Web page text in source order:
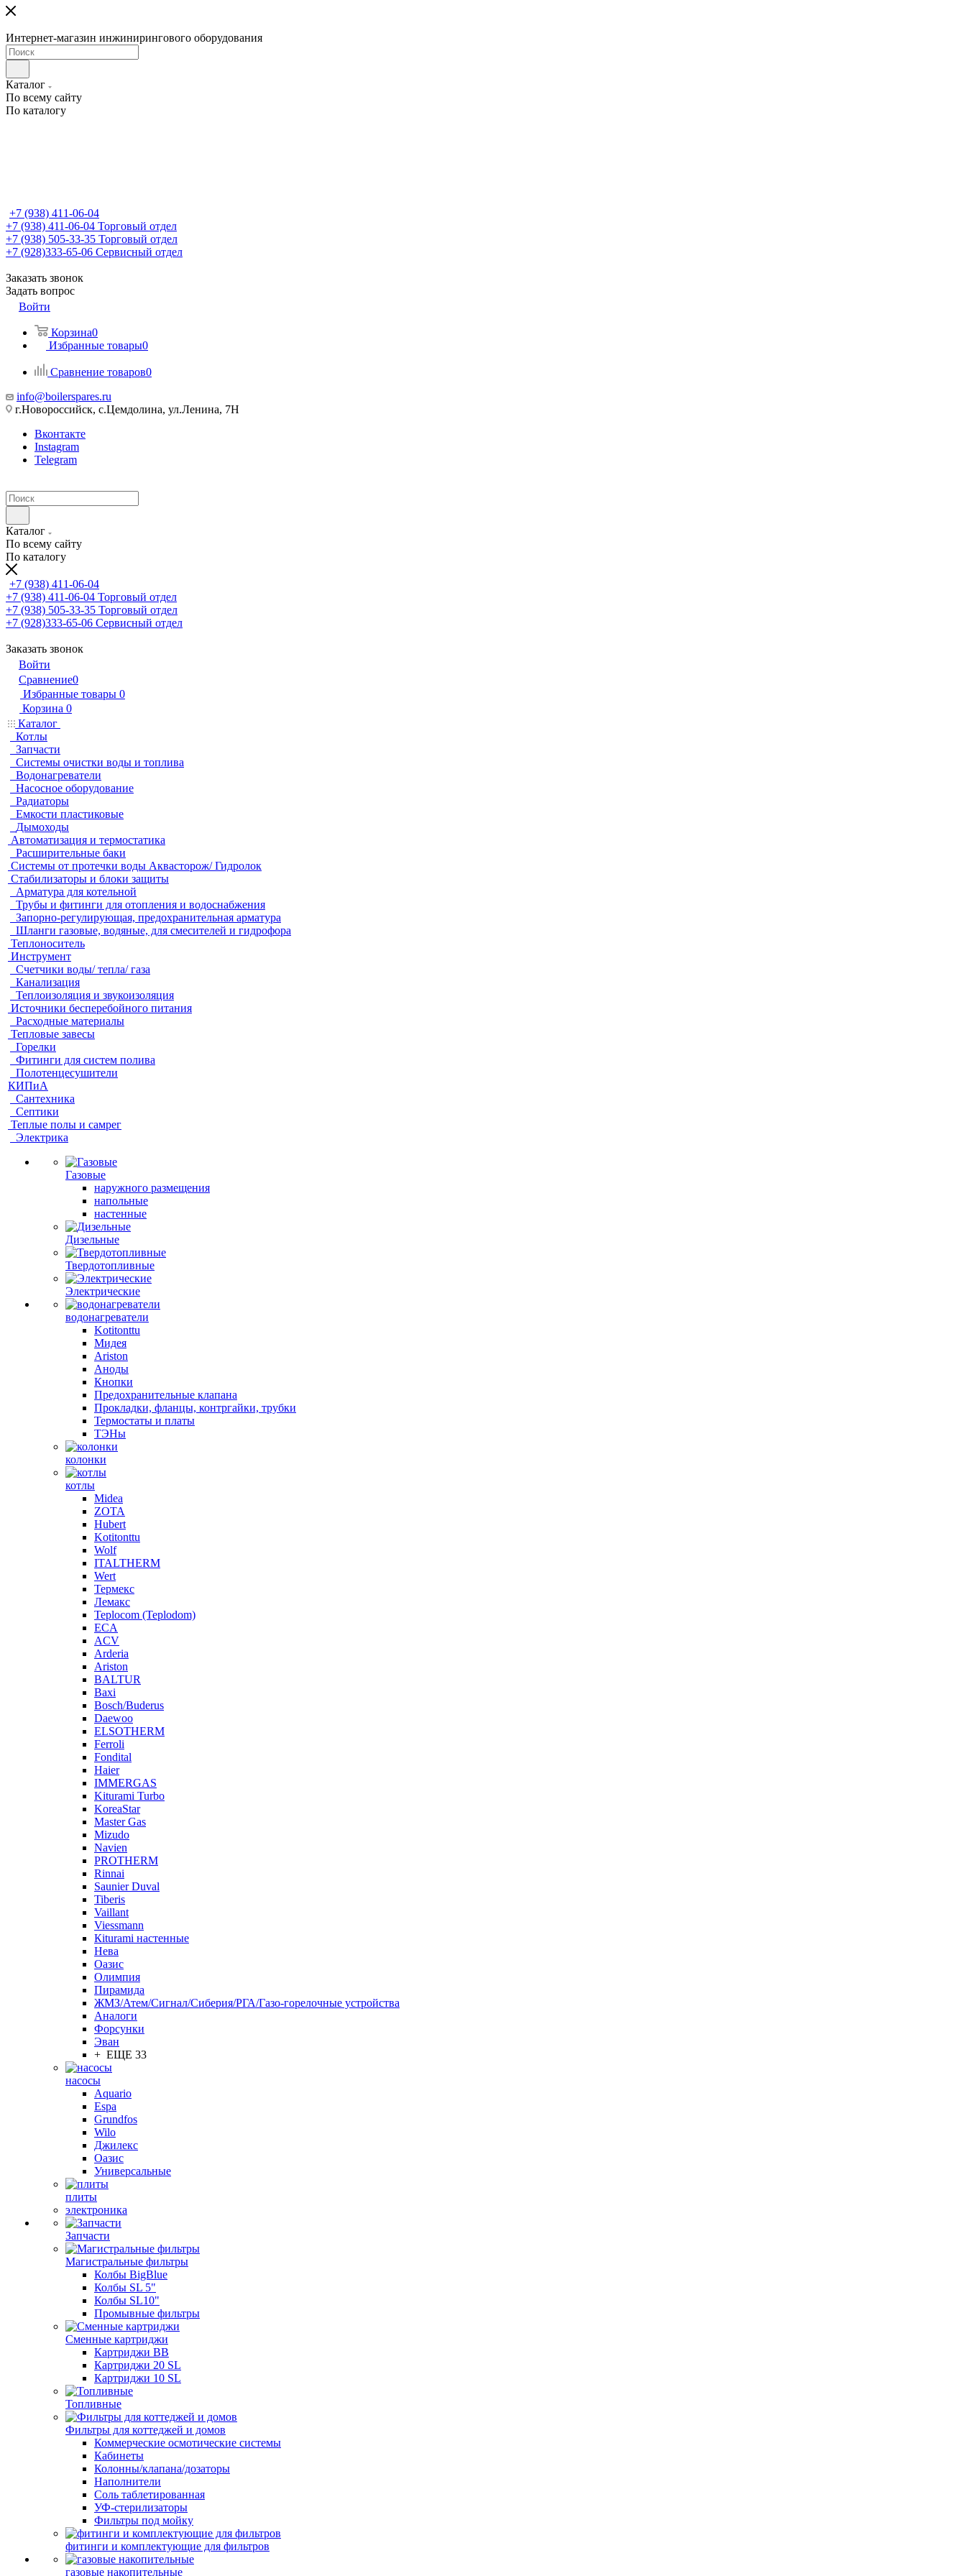
Интернет-магазин инжинирингового оборудования
Каталог
По всему сайту
По каталогу
+7 (938) 411-06-04
+7 (938) 411-06-04 Торговый отдел
+7 (938) 505-33-35 Торговый отдел
+7 (928)333-65-06 Сервисный отдел
Заказать звонок
Задать вопрос
Войти
Корзина0
Избранные товары0
Сравнение товаров0
info@boilerspares.ru
г.Новороссийск, с.Цемдолина, ул.Ленина, 7Н
Вконтакте
Instagram
Telegram
Каталог
По всему сайту
По каталогу
+7 (938) 411-06-04
+7 (938) 411-06-04 Торговый отдел
+7 (938) 505-33-35 Торговый отдел
+7 (928)333-65-06 Сервисный отдел
Заказать звонок
Войти
Сравнение0
Избранные товары 0
Корзина 0
Каталог
Котлы
Запчасти
Системы очистки воды и топлива
Водонагреватели
Насосное оборудование
Радиаторы
Емкости пластиковые
Дымоходы
Автоматизация и термостатика
Расширительные баки
Системы от протечки воды Аквасторож/ Гидролок
Стабилизаторы и блоки защиты
Арматура для котельной
Трубы и фитинги для отопления и водоснабжения
Запорно-регулирующая, предохранительная арматура
Шланги газовые, водяные, для смесителей и гидрофора
Теплоноситель
Инструмент
Счетчики воды/ тепла/ газа
Канализация
Теплоизоляция и звукоизоляция
Источники бесперебойного питания
Расходные материалы
Тепловые завесы
Горелки
Фитинги для систем полива
Полотенцесушители
КИПиА
Сантехника
Септики
Теплые полы и самрег
Электрика
Газовые
наружного размещения
напольные
настенные
Дизельные
Твердотопливные
Электрические
водонагреватели
Kotitonttu
Мидея
Ariston
Аноды
Кнопки
Предохранительные клапана
Прокладки, фланцы, контргайки, трубки
Термостаты и платы
ТЭНы
колонки
котлы
Midea
ZOTA
Hubert
Kotitonttu
Wolf
ITALTHERM
Wert
Термекс
Лемакс
Teplocom (Teplodom)
ECA
ACV
Arderia
Ariston
BALTUR
Baxi
Bosch/Buderus
Daewoo
ELSOTHERM
Ferroli
Fondital
Haier
IMMERGAS
Kiturami Turbo
KoreaStar
Master Gas
Mizudo
Navien
PROTHERM
Rinnai
Saunier Duval
Tiberis
Vaillant
Viessmann
Кiturami настенные
Нева
Оазис
Олимпия
Пирамида
ЖМЗ/Атем/Сигнал/Сиберия/РГА/Газо-горелочные устройства
Aналоги
Форсунки
Эван
+ ЕЩЕ 33
насосы
Aquario
Espa
Grundfos
Wilo
Джилекс
Оазис
Универсальные
плиты
электроника
Запчасти
Магистральные фильтры
Колбы BigBlue
Колбы SL 5"
Колбы SL10"
Промывные фильтры
Сменные картриджи
Картриджи BB
Картриджи 20 SL
Картриджи 10 SL
Топливные
Фильтры для коттеджей и домов
Коммерческие осмотические системы
Кабинеты
Колонны/клапана/дозаторы
Наполнители
Соль таблетированная
УФ-стерилизаторы
Фильтры под мойку
фитинги и комплектующие для фильтров
газовые накопительные